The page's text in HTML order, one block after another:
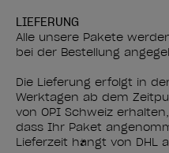
LIEFERUNG
Alle unsere Pakete
bei der Bestellung
Die Lieferung erfolgt in
Werktagen ab dem
von OPI Schweiz
dass Ihr Paket
Lieferzeit hängt von DHL